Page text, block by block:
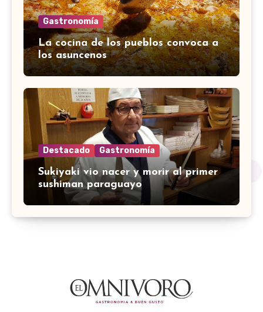
Gastronomía
La cocina de los pueblos convoca a
los asuncenos
Destacado Gastronomía
Sukiyaki vio nacer y morir al primer
sushiman paraguayo